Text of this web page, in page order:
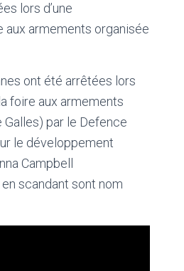
lors d’une
armements organisée
ont été arrêtées lors
foire aux armements
Galles) par le Defence
le développement
Campbell
scandant sont nom